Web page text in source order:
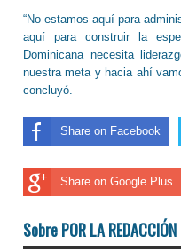
“No estamos aquí para
aquí para construir la
Dominicana necesita
nuestra meta y hacia ahí
concluyó.
Share on Facebook
Share on Google Plus
Sobre POR LA REDACCIÓN